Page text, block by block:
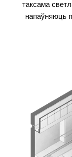
таксама
напаўняюць